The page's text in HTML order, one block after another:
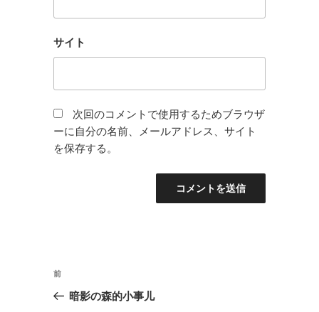
サイト
次回のコメントで使用するためブラウザ
ーに自分の名前、メールアドレス、サイト
を保存する。
投
前
の
前
暗影の森的小事儿